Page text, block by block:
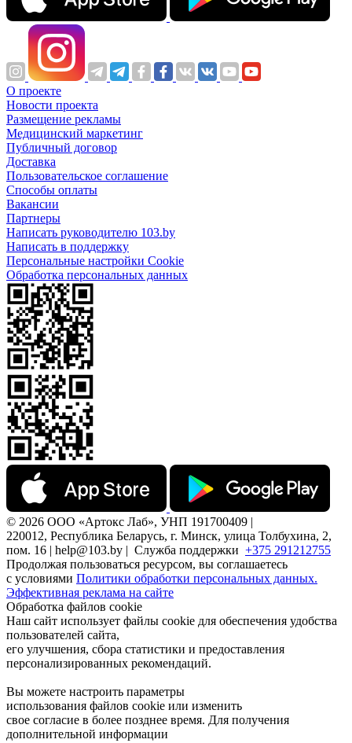
О проекте
Новости проекта
Размещение рекламы
Медицинский маркетинг
Публичный договор
Доставка
Пользовательское соглашение
Способы оплаты
Вакансии
Партнеры
Написать руководителю 103.by
Написать в поддержку
Персональные настройки Cookie
Обработка персональных данных
© 2026 ООО «Артокс Лаб», УНП 191700409 |
220012, Республика Беларусь, г. Минск, улица Толбухина, 2,
пом. 16 | help@103.by | Служба поддержки +375 291212755
Продолжая пользоваться ресурсом, вы соглашаетесь
с условиями Политики обработки персональных данных.
Эффективная реклама на сайте
Обработка файлов cookie
Наш сайт использует файлы cookie для обеспечения удобства
пользователей сайта,
его улучшения, сбора статистики и предоставления
персонализированных рекомендаций.
Вы можете настроить параметры
использования файлов cookie или изменить
свое согласие в более позднее время. Для получения
дополнительной информации